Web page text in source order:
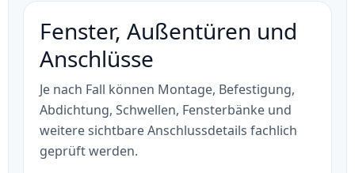
Fenster, Außentüren und
Anschlüsse
Je nach Fall können Montage, Befestigung,
Abdichtung, Schwellen, Fensterbänke und
weitere sichtbare Anschlussdetails fachlich
geprüft werden.